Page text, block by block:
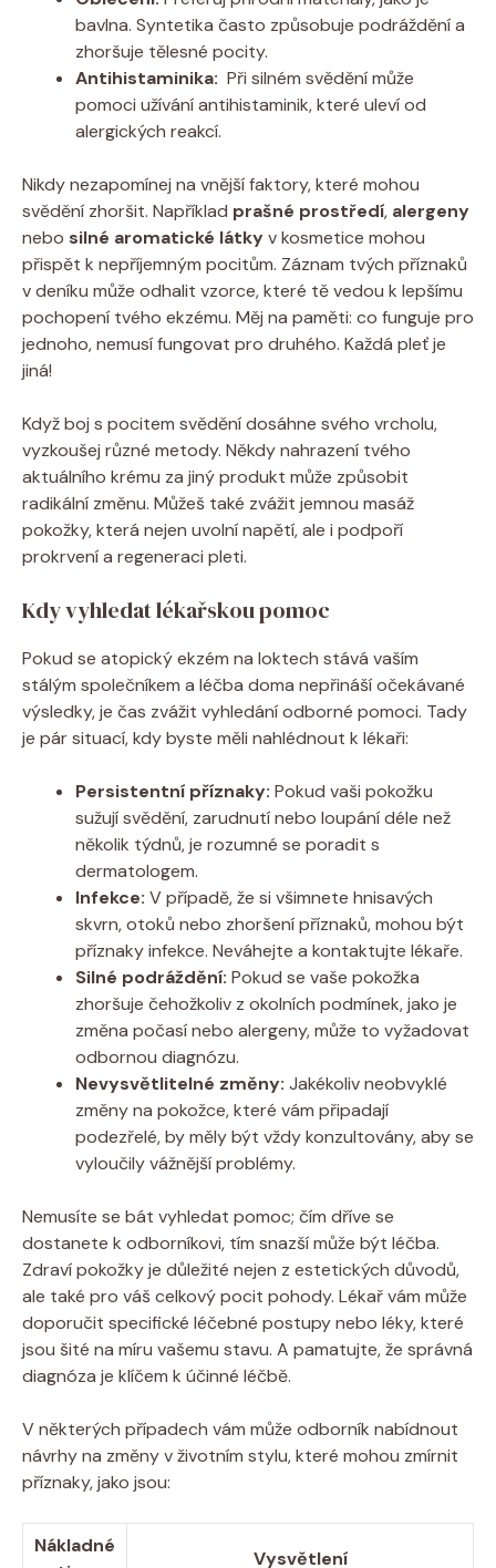
bavlna. Syntetika ‌často způsobuje⁤ podráždění‌ a
zhoršuje tělesné pocity.
Antihistaminika: ⁤ Při⁢ silném svědění může
‍pomoci užívání ⁤antihistaminik, které uleví od
alergických reakcí.
Nikdy nezapomínej na ⁢vnější faktory, které mohou
svědění zhoršit. Například prašné prostředí, alergeny
nebo silné aromatické látkyv ‌kosmetice⁢ mohou
přispět k nepříjemným pocitům. Záznam tvých⁤ příznaků
v deníku může odhalit vzorce, které tě‌ vedou⁢ k lepšímu
pochopení tvého ekzému. Měj na ‍paměti: co funguje⁢ pro
jednoho, nemusí fungovat pro ​druhého. Každá pleť je ​
jiná!
Když ‌boj s ‍pocitem svědění dosáhne⁢ svého vrcholu,
vyzkoušej‍ různé metody. Někdy nahrazení tvého
aktuálního krému‌ za jiný produkt ‌může ⁢způsobit
radikální změnu. Můžeš také zvážit ​jemnou masáž
pokožky,‍ která nejen uvolní napětí, ale i podpoří⁤
prokrvení ‌a regeneraci pleti.
Kdy‌ vyhledat lékařskou pomoc
Pokud se ‌atopický ekzém‌ na loktech ​stává vaším⁢
stálým společníkem ‌a ‌léčba doma nepřináší ‌očekávané
výsledky, je čas zvážit vyhledání odborné⁣ pomoci. Tady
je pár situací, kdy byste měli nahlédnout k lékaři:
Persistentní příznaky: Pokud​ vaši pokožku⁢
sužují svědění, zarudnutí nebo loupání⁤ déle než
‍několik týdnů, ⁢je ⁤rozumné se poradit s
dermatologem.
Infekce: V případě, že si⁢ všimnete hnisavých
skvrn, ⁢otoků nebo‍ zhoršení příznaků, ⁤mohou být‍
příznaky infekce.‍ Neváhejte‌ a kontaktujte lékaře.
Silné podráždění: ⁤Pokud se vaše pokožka
zhoršuje čehožkoliv z⁣ okolních podmínek, jako je
změna​ počasí ⁤nebo alergeny, může ⁤to vyžadovat
odbornou ​diagnózu.
Nevysvětlitelné změny: Jakékoliv neobvyklé
změny na pokožce, které vám připadají
podezřelé,⁣ by měly být ‌vždy konzultovány,‍ aby se
vyloučily ​vážnější problémy.
Nemusíte se ⁢bát vyhledat pomoc; čím dříve se
dostanete k odborníkovi, ⁢tím snazší může‍ být léčba.‌
Zdraví⁢ pokožky je‌ důležité nejen z estetických důvodů,
ale ⁣také pro váš ​celkový pocit pohody. Lékař vám může
⁤doporučit specifické léčebné postupy nebo ‍léky, ‍které
jsou šité na míru⁣ vašemu ‍stavu. A⁣ pamatujte, že správná
diagnóza je⁤ klíčem ⁢k účinné léčbě.
V některých případech vám může odborník‌ nabídnout
návrhy ‌na změny v životním stylu, které mohou zmírnit
příznaky, ⁣jako jsou:
Nákladné
Vysvětlení